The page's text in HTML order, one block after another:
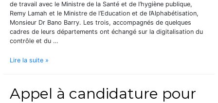
de travail avec le Ministre de la Santé et de l’hygiène publique,
Remy Lamah et le Ministre de l’Education et de l’Alphabétisation,
Monsieur Dr Bano Barry. Les trois, accompagnés de quelques
cadres de leurs départements ont échangé sur la digitalisation du
contrôle et du …
Lire la suite »
Appel à candidature pour